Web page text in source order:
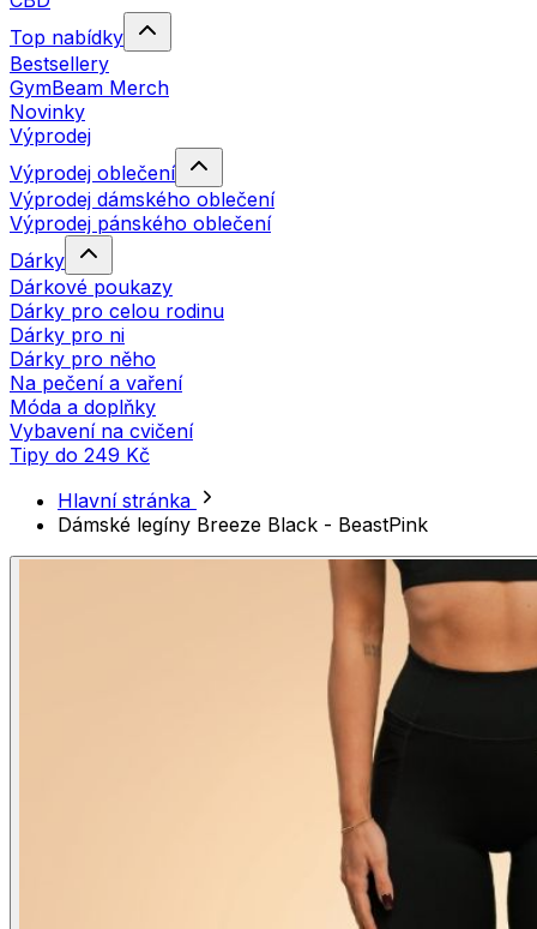
Top nabídky
Bestsellery
GymBeam Merch
Novinky
Výprodej
Výprodej oblečení
Výprodej dámského oblečení
Výprodej pánského oblečení
Dárky
Dárkové poukazy
Dárky pro celou rodinu
Dárky pro ni
Dárky pro něho
Na pečení a vaření
Móda a doplňky
Vybavení na cvičení
Tipy do 249 Kč
Hlavní stránka
Dámské legíny Breeze Black - BeastPink